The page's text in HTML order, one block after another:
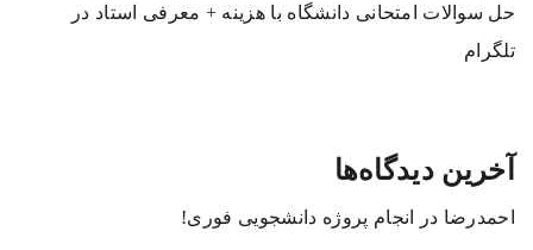
حل سوالات امتحانی دانشگاه با هزینه + معرفی استاد در
تلگرام
آخرین دیدگاه‌ها
احمدرضا در انجام پروژه دانشجویی فوری!